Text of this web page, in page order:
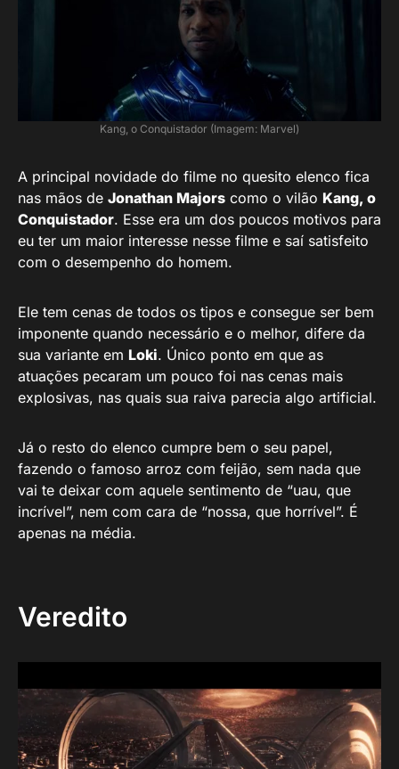
Kang, o Conquistador (Imagem: Marvel)
A principal novidade do filme no quesito elenco fica
nas mãos de Jonathan Majors como o vilão Kang, o
Conquistador. Esse era um dos poucos motivos para
eu ter um maior interesse nesse filme e saí satisfeito
com o desempenho do homem.
Ele tem cenas de todos os tipos e consegue ser bem
imponente quando necessário e o melhor, difere da
sua variante em Loki. Único ponto em que as
atuações pecaram um pouco foi nas cenas mais
explosivas, nas quais sua raiva parecia algo artificial.
Já o resto do elenco cumpre bem o seu papel,
fazendo o famoso arroz com feijão, sem nada que
vai te deixar com aquele sentimento de “uau, que
incrível”, nem com cara de “nossa, que horrível”. É
apenas na média.
Veredito